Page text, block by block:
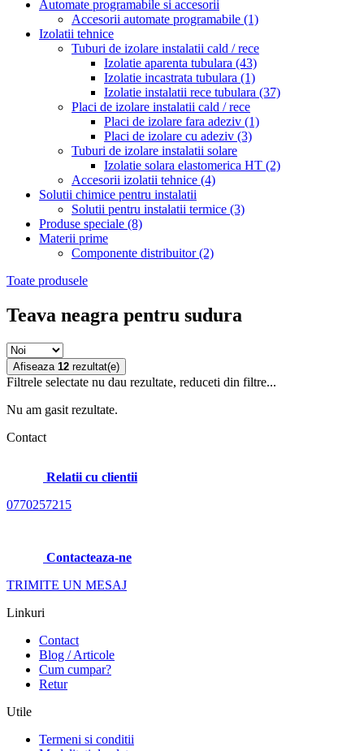
Automate programabile si accesorii
Accesorii automate programabile (1)
Izolatii tehnice
Tuburi de izolare instalatii cald / rece
Izolatie aparenta tubulara (43)
Izolatie incastrata tubulara (1)
Izolatie instalatii rece tubulara (37)
Placi de izolare instalatii cald / rece
Placi de izolare fara adeziv (1)
Placi de izolare cu adeziv (3)
Tuburi de izolare instalatii solare
Izolatie solara elastomerica HT (2)
Accesorii izolatii tehnice (4)
Solutii chimice pentru instalatii
Solutii pentru instalatii termice (3)
Produse speciale (8)
Materii prime
Componente distribuitor(2)
Toate produsele
Teava neagra pentru sudura
Afiseaza 12 rezultat(e)
Filtrele selectate nu dau rezultate, reduceti din filtre...
Nu am gasit rezultate.
Contact
Relatii cu clientii
0770257215
Contacteaza-ne
TRIMITE UN MESAJ
Linkuri
Contact
Blog / Articole
Cum cumpar?
Retur
Utile
Termeni si conditii